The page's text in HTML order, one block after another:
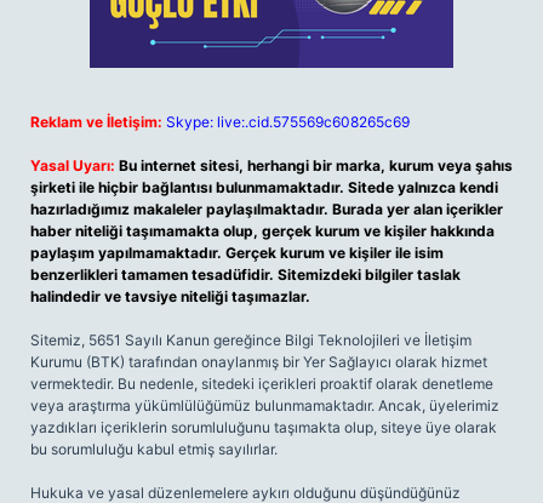
Reklam ve İletişim: Skype: live:.cid.575569c608265c69
Yasal Uyarı: Bu internet sitesi, herhangi bir marka, kurum veya şahıs
şirketi ile hiçbir bağlantısı bulunmamaktadır. Sitede yalnızca kendi
hazırladığımız makaleler paylaşılmaktadır. Burada yer alan içerikler
haber niteliği taşımamakta olup, gerçek kurum ve kişiler hakkında
paylaşım yapılmamaktadır. Gerçek kurum ve kişiler ile isim
benzerlikleri tamamen tesadüfidir. Sitemizdeki bilgiler taslak
halindedir ve tavsiye niteliği taşımazlar.
Sitemiz, 5651 Sayılı Kanun gereğince Bilgi Teknolojileri ve İletişim
Kurumu (BTK) tarafından onaylanmış bir Yer Sağlayıcı olarak hizmet
vermektedir. Bu nedenle, sitedeki içerikleri proaktif olarak denetleme
veya araştırma yükümlülüğümüz bulunmamaktadır. Ancak, üyelerimiz
yazdıkları içeriklerin sorumluluğunu taşımakta olup, siteye üye olarak
bu sorumluluğu kabul etmiş sayılırlar.
Hukuka ve yasal düzenlemelere aykırı olduğunu düşündüğünüz